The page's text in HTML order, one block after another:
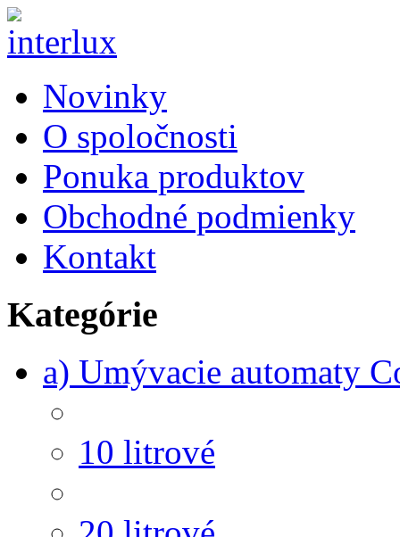
Novinky
O spoločnosti
Ponuka produktov
Obchodné podmienky
Kontakt
Kategórie
a) Umývacie automaty
10 litrové